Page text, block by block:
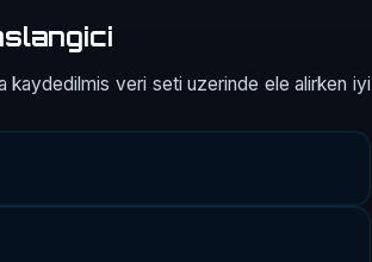
kaydedilmis veri seti uzerinde ele alirken iyi